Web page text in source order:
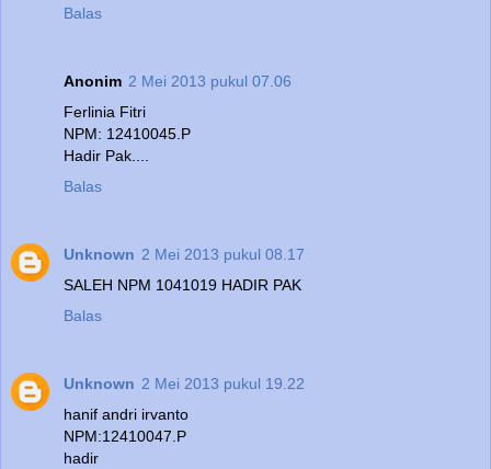
Balas
Anonim 2 Mei 2013 pukul 07.06
Ferlinia Fitri
NPM: 12410045.P
Hadir Pak....
Balas
Unknown 2 Mei 2013 pukul 08.17
SALEH NPM 1041019 HADIR PAK
Balas
Unknown 2 Mei 2013 pukul 19.22
hanif andri irvanto
NPM:12410047.P
hadir